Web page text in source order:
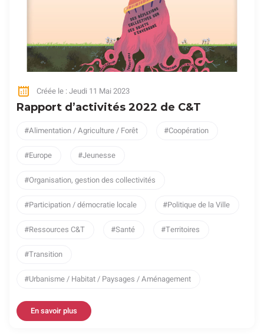
Créée le : Jeudi 11 Mai 2023
Rapport d’activités 2022 de C&T
Alimentation / Agriculture / Forêt Coopération
Europe Jeunesse
Organisation, gestion des collectivités
Participation / démocratie locale Politique de la Ville
Ressources C&T Santé Territoires
Transition
Urbanisme / Habitat / Paysages / Aménagement
En savoir plus